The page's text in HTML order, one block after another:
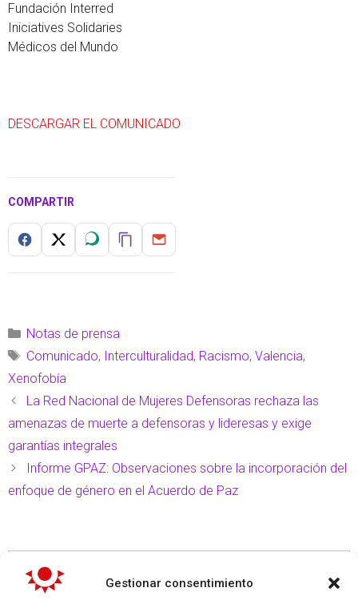
Gestionar consentimiento
Fundación Interred
Iniciatives Solidaries
Médicos del Mundo
DESCARGAR EL COMUNICADO
COMPARTIR
Notas de prensa
Comunicado, Interculturalidad, Racismo, Valencia,
Xenofobía
La Red Nacional de Mujeres Defensoras rechaza las
amenazas de muerte a defensoras y lideresas y exige
garantías integrales
Informe GPAZ: Observaciones sobre la incorporación del
enfoque de género en el Acuerdo de Paz